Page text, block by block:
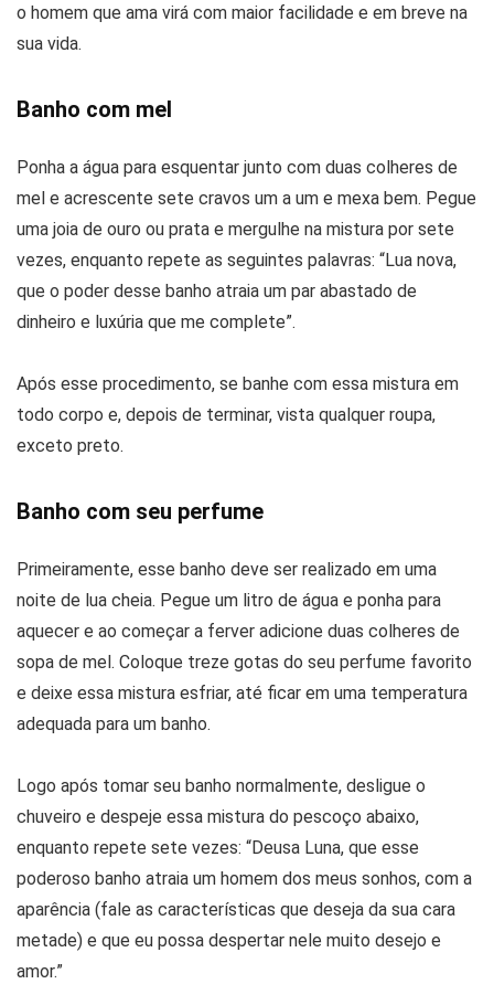
o homem que ama virá com maior facilidade e em breve na
sua vida.
Banho com mel
Ponha a água para esquentar junto com duas colheres de
mel e acrescente sete cravos um a um e mexa bem. Pegue
uma joia de ouro ou prata e mergulhe na mistura por sete
vezes, enquanto repete as seguintes palavras: “Lua nova,
que o poder desse banho atraia um par abastado de
dinheiro e luxúria que me complete”.
Após esse procedimento, se banhe com essa mistura em
todo corpo e, depois de terminar, vista qualquer roupa,
exceto preto.
Banho com seu perfume
Primeiramente, esse banho deve ser realizado em uma
noite de lua cheia. Pegue um litro de água e ponha para
aquecer e ao começar a ferver adicione duas colheres de
sopa de mel. Coloque treze gotas do seu perfume favorito
e deixe essa mistura esfriar, até ficar em uma temperatura
adequada para um banho.
Logo após tomar seu banho normalmente, desligue o
chuveiro e despeje essa mistura do pescoço abaixo,
enquanto repete sete vezes: “Deusa Luna, que esse
poderoso banho atraia um homem dos meus sonhos, com a
aparência (fale as características que deseja da sua cara
metade) e que eu possa despertar nele muito desejo e
amor.”